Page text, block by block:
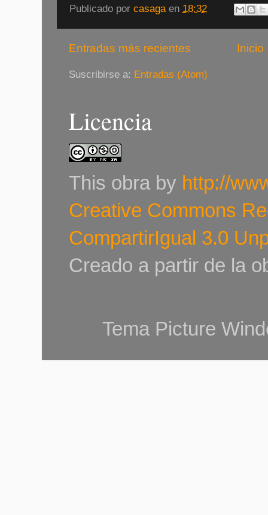
Publicado por casaga en 18:32
Entradas más recientes Inicio
Suscribirse a: Entradas (Atom)
Licencia
This obraby http://
Creative Commons
CompartirIgual 3.0
Creado a partir de la
Tema Picture